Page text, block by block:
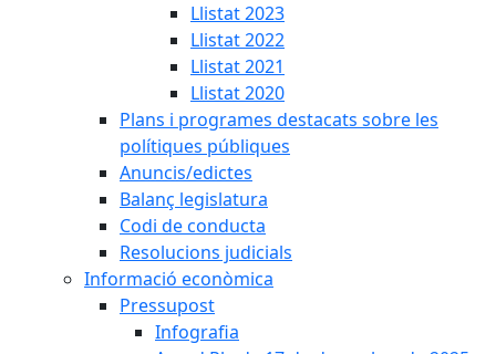
Llistat 2023
Llistat 2022
Llistat 2021
Llistat 2020
Plans i programes destacats sobre les
polítiques públiques
Anuncis/edictes
Balanç legislatura
Codi de conducta
Resolucions judicials
Informació econòmica
Pressupost
Infografia